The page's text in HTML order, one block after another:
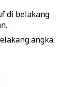
di belakang
angka: